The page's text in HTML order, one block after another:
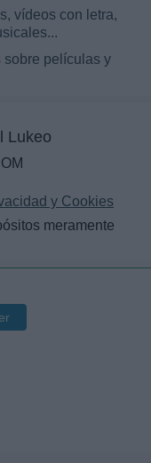
vídeos con letra,
sobre películas y
Lukeo
y Cookies
meramente